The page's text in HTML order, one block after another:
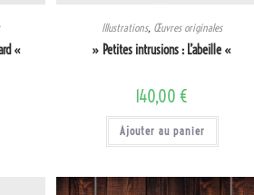
«
Illustrations, Œuvres originales
» Petites intrusions : L’abeille «
140,00€
Ajouter au panier